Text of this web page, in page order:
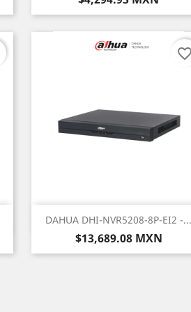
DAHUA DHI-NVR5208-8P-EI2 -...
Precio
$13,689.08 MXN
Vista rápida